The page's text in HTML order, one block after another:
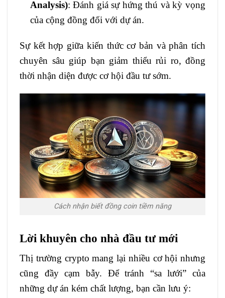
Analysis): Đánh giá sự hứng thú và kỳ vọng
của cộng đồng đối với dự án.
Sự kết hợp giữa kiến thức cơ bản và phân tích
chuyên sâu giúp bạn giảm thiểu rủi ro, đồng
thời nhận diện được cơ hội đầu tư sớm.
Cách nhận biết đồng coin tiềm năng
Lời khuyên cho nhà đầu tư mới
Thị trường crypto mang lại nhiều cơ hội nhưng
cũng đầy cạm bẫy. Để tránh “sa lưới” của
những dự án kém chất lượng, bạn cần lưu ý: